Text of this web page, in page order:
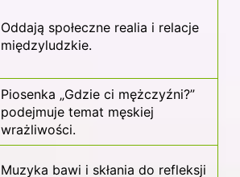
Oddają społeczne realia i relacje
międzyludzkie.
Piosenka „Gdzie ci mężczyźni?”
podejmuje temat męskiej
wrażliwości.
Muzyka bawi i skłania do refleksji